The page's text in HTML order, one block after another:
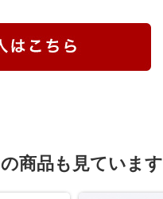
商品も見ています